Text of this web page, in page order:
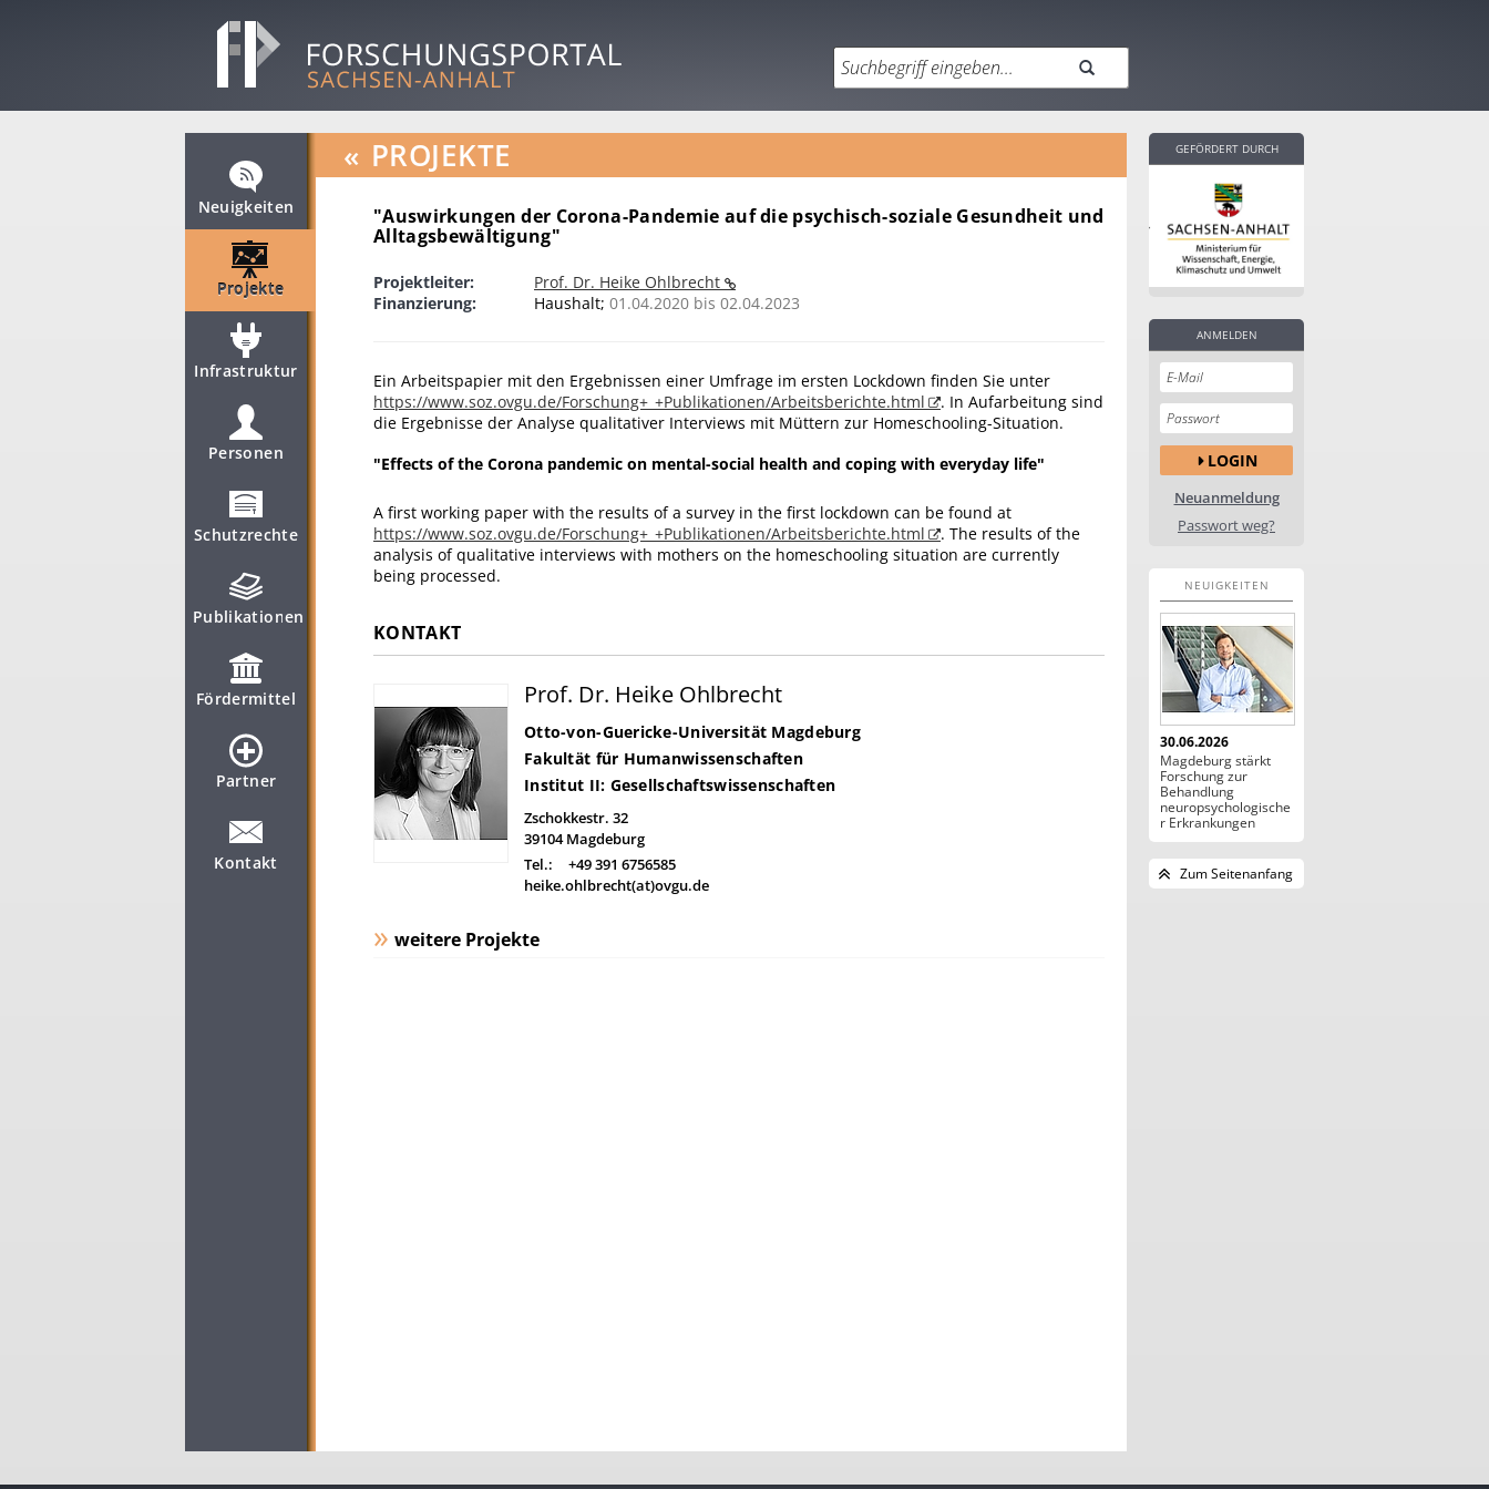
Neuigkeiten
Projekte
Infrastruktur
Personen
Schutzrechte
Publikationen
Fördermittel
Partner
Kontakt
« PROJEKTE
"Auswirkungen der Corona-Pandemie auf die psychisch-soziale Gesundheit und
Alltagsbewältigung"
Projektleiter:
Prof. Dr. Heike Ohlbrecht
Finanzierung:
Haushalt; 01.04.2020 bis 02.04.2023
Ein Arbeitspapier mit den Ergebnissen einer Umfrage im ersten Lockdown finden Sie unter
https://www.soz.ovgu.de/Forschung+_+Publikationen/Arbeitsberichte.html
. In Aufarbeitung sind
die Ergebnisse der Analyse qualitativer Interviews mit Müttern zur Homeschooling-Situation.
"Effects of the Corona pandemic on mental-social health and coping with everyday life"
A first working paper with the results of a survey in the first lockdown can be found at
https://www.soz.ovgu.de/Forschung+_+Publikationen/Arbeitsberichte.html
. The results of the
analysis of qualitative interviews with mothers on the homeschooling situation are currently
being processed.
KONTAKT
Prof. Dr. Heike Ohlbrecht
Otto-von-Guericke-Universität Magdeburg
Fakultät für Humanwissenschaften
Institut II: Gesellschaftswissenschaften
Zschokkestr. 32
39104 Magdeburg
Tel.:
+49 391 6756585
heike.ohlbrecht(at)ovgu.de
weitere Projekte
GEFÖRDERT DURCH
ANMELDEN
LOGIN
Neuanmeldung
Passwort weg?
NEUIGKEITEN
30.06.2026
Magdeburg stärkt
Forschung zur
Behandlung
neuropsychologische
r Erkrankungen
Zum Seitenanfang